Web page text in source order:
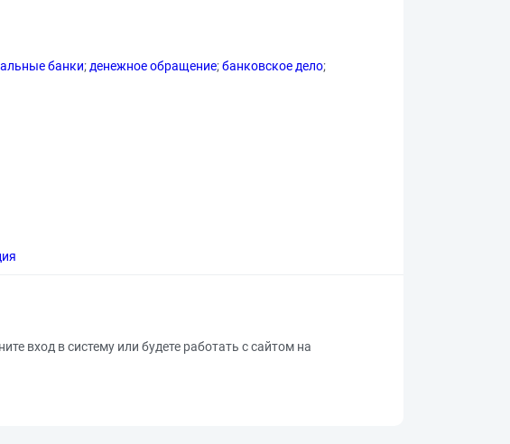
банки; денежное обращение;банковское дело;
вход в систему или будете работать с сайтом на